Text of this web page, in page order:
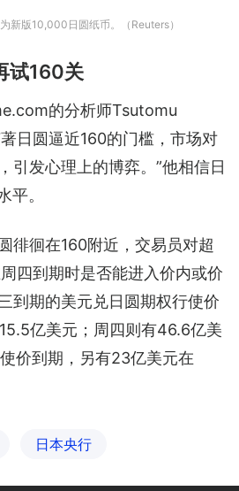
新版10,000日圆纸币。（Reuters）
试160关
的分析师Tsutomu
日圆逼近160的门槛，市场对
引发心理上的博弈。”他相信日
平。
徘徊在160附近，交易员对超
四到期时是否能进入价内或价
到期的美元兑日圆期权行使价
亿美元；周四则有46.6亿美
价到期，另有23亿美元在
日本央行